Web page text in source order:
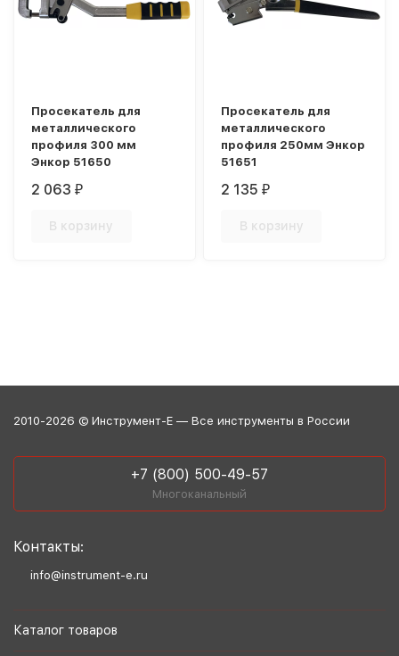
Просекатель для
металлического
профиля 300 мм
Энкор 51650
2 063₽
В корзину
Просекатель для
металлического
профиля 250мм Энкор
51651
2 135₽
В корзину
2010-2026 © Инструмент-Е — Все инструменты в России
+7 (800) 500-49-57
Многоканальный
Контакты:
info@instrument-e.ru
Каталог товаров